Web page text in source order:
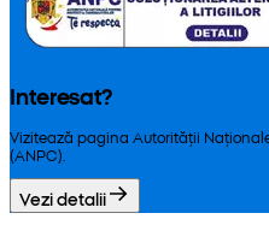
Interesat?
Vizitează pagina Autorității
(ANPC).
Vezi detalii